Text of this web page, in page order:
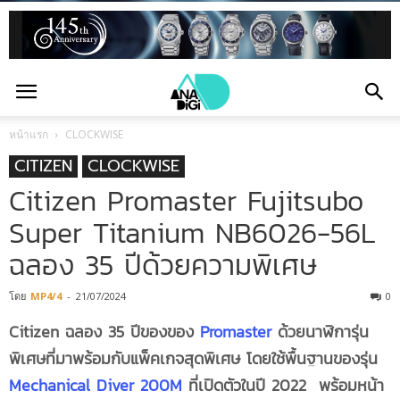
หน้าแรก CLOCKWISE
CITIZEN CLOCKWISE
Citizen Promaster Fujitsubo
Super Titanium NB6026-56L
ฉลอง 35 ปีด้วยความพิเศษ
โดย MP4/4 - 21/07/2024 0
Citizen ฉลอง 35 ปีของของ Promaster ด้วยนาฬิการุ่น
พิเศษที่มาพร้อมกับแพ็คเกจสุดพิเศษ โดยใช้พื้นฐานของรุ่น
Mechanical Diver 200M ที่เปิดตัวในปี 2022 พร้อมหน้า